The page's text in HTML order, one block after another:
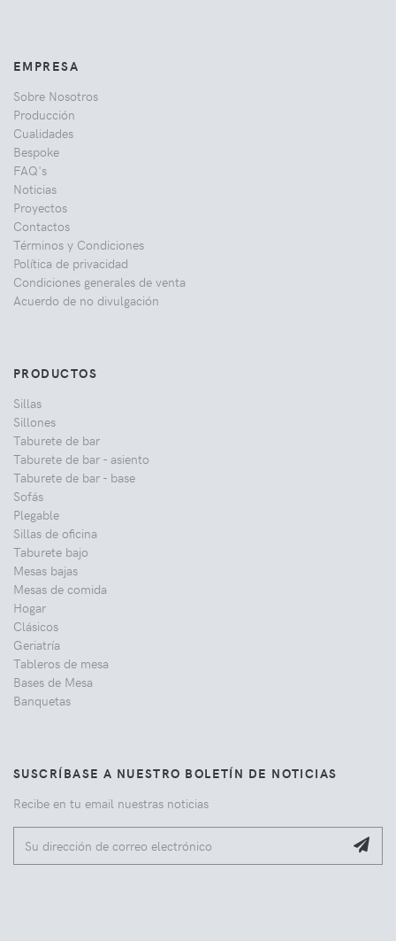
EMPRESA
Sobre Nosotros
Producción
Cualidades
Bespoke
FAQ's
Noticias
Proyectos
Contactos
Términos y Condiciones
Política de privacidad
Condiciones generales de venta
Acuerdo de no divulgación
PRODUCTOS
Sillas
Sillones
Taburete de bar
Taburete de bar - asiento
Taburete de bar - base
Sofás
Plegable
Sillas de oficina
Taburete bajo
Mesas bajas
Mesas de comida
Hogar
Clásicos
Geriatría
Tableros de mesa
Bases de Mesa
Banquetas
SUSCRÍBASE A NUESTRO BOLETÍN DE NOTICIAS
Recibe en tu email nuestras noticias